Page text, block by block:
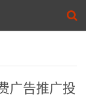
广告推广投